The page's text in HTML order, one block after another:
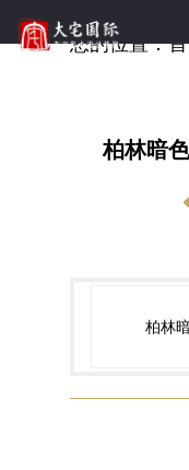
您的位置：
柏林暗
柏林